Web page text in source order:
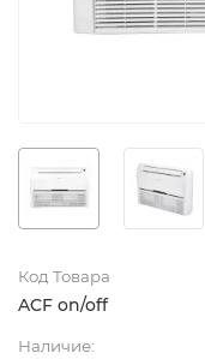
Код Товара
ACF on/off
Наличие: